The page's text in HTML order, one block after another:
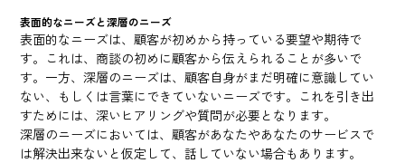
表面的なニーズと深層のニーズ
表面的なニーズは、顧客が初めから持っている要望や期待で
す。これは、商談の初めに顧客から伝えられることが多いで
す。一方、深層のニーズは、顧客自身がまだ明確に意識してい
ない、もしくは言葉にできていないニーズです。これを引き出
すためには、深いヒアリングや質問が必要となります。
深層のニーズにおいては、顧客があなたやあなたのサービスで
は解決出来ないと仮定して、話していない場合もあります。